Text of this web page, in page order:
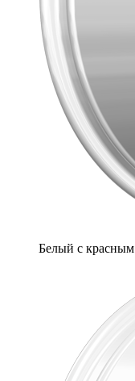
Белый с красным